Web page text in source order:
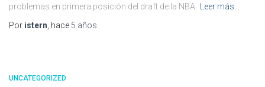
problemas en primera posición del draft de la NBA.
Leer más…
Por istern , hace 5 años
UNCATEGORIZED